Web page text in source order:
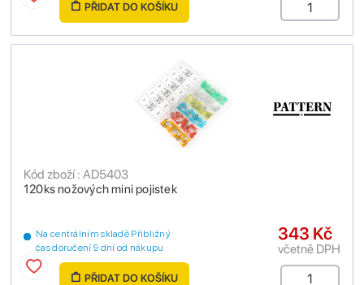
PŘIDAT DO KOŠÍKU
120ks nožových mini pojistek
Kód zboží : AD5403
Na centrálním skladě Přibližný
čas doručení 9 dní od nákupu
343 Kč
včetně DPH
PŘIDAT DO KOŠÍKU